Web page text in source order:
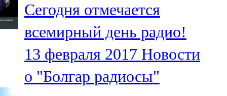
Шәмәрдән
102,3 FM
Яңа чишмә
107,0 FM
Сегодня отмечается
всемирный день радио!
13 февраля 2017 Новости
о "Болгар радиосы"